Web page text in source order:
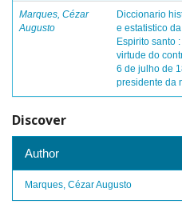
Marques, Cézar
Augusto
Diccionario
e estatistico
Espirito santo
virtude do
6 de julho de
presidente da
Discover
Author
Marques, Cézar Augusto